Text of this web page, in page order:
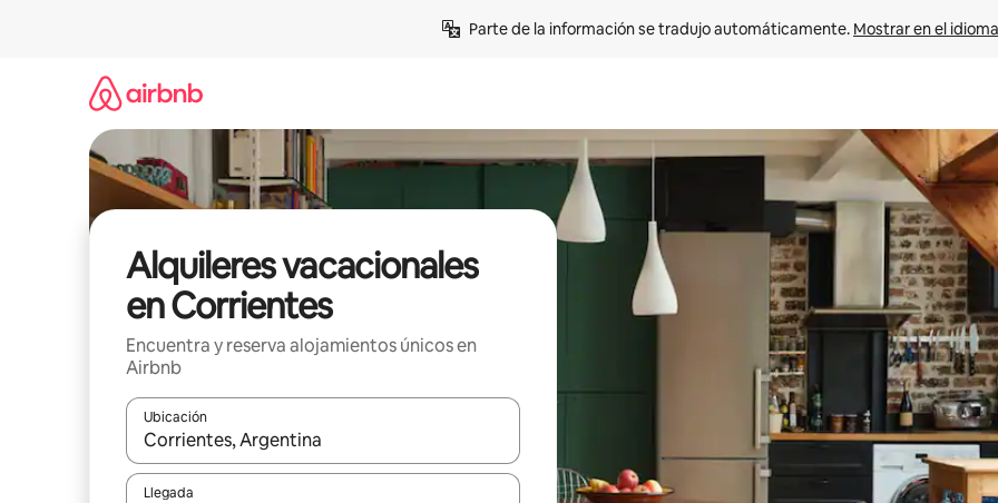
Parte de la información se tradujo automáticamente. Mostrar en el
Alquileres vacacionales
en Corrientes
Encuentra y reserva alojamientos únicos en
Airbnb
Ubicación
Cuando los resultados estén disponibles, navega con las teclas de flecha hacia arriba y hacia abajo o explora con el
Llegada